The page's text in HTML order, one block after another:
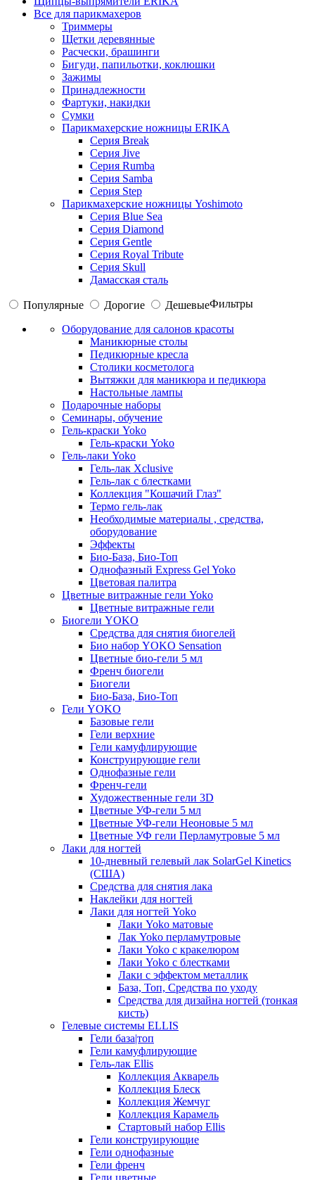
Все для парикмахеров
Триммеры
Щетки деревянные
Расчески, брашинги
Бигуди, папильотки, коклюшки
Зажимы
Принадлежности
Фартуки, накидки
Сумки
Парикмахерские ножницы ERIKA
Серия Break
Серия Jive
Серия Rumba
Серия Samba
Серия Step
Парикмахерские ножницы Yoshimoto
Серия Blue Sea
Серия Diamond
Серия Gentle
Серия Royal Tribute
Серия Skull
Дамасская сталь
Популярные Дорогие ДешевыеФильтры
Оборудование для салонов красоты
Маникюрные столы
Педикюрные кресла
Столики косметолога
Вытяжки для маникюра и педикюра
Настольные лампы
Подарочные наборы
Семинары, обучение
Гель-краски Yoko
Гель-краски Yoko
Гель-лаки Yoko
Гель-лак Xclusive
Гель-лак с блестками
Коллекция "Кошачий Глаз"
Термо гель-лак
Необходимые материалы , средства,
оборудование
Эффекты
Био-База, Био-Топ
Однофазный Express Gel Yoko
Цветовая палитра
Цветные витражные гели Yoko
Цветные витражные гели
Биогели YOKO
Средства для снятия биогелей
Био набор YOKO Sensation
Цветные био-гели 5 мл
Френч биогели
Биогели
Био-База, Био-Топ
Гели YOKO
Базовые гели
Гели верхние
Гели камуфлирующие
Конструирующие гели
Однофазные гели
Френч-гели
Художественные гели 3D
Цветные УФ-гели 5 мл
Цветные УФ-гели Неоновые 5 мл
Цветные УФ гели Перламутровые 5 мл
Лаки для ногтей
10-дневный гелевый лак SolarGel Kinetics
(США)
Средства для снятия лака
Наклейки для ногтей
Лаки для ногтей Yoko
Лаки Yoko матовые
Лак Yoko перламутровые
Лаки Yoko с кракелюром
Лаки Yoko с блестками
Лаки с эффектом металлик
База, Топ, Средства по уходу
Средства для дизайна ногтей (тонкая
кисть)
Гелевые системы ELLIS
Гели база|топ
Гели камуфлирующие
Гель-лак Ellis
Коллекция Акварель
Коллекция Блеск
Коллекция Жемчуг
Коллекция Карамель
Стартовый набор Ellis
Гели конструирующие
Гели однофазные
Гели френч
Гели цветные